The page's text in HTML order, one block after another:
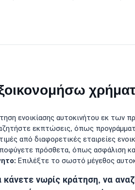
ενοικίασης αυτοκινήτου εκ των
εκπτώσεις, όπως
από διαφορετικές εταιρείες
πρόσθετα, όπως ασφάλιση
Επιλέξτε το σωστό μέγεθος
κάνετε νωρίς κράτηση, να